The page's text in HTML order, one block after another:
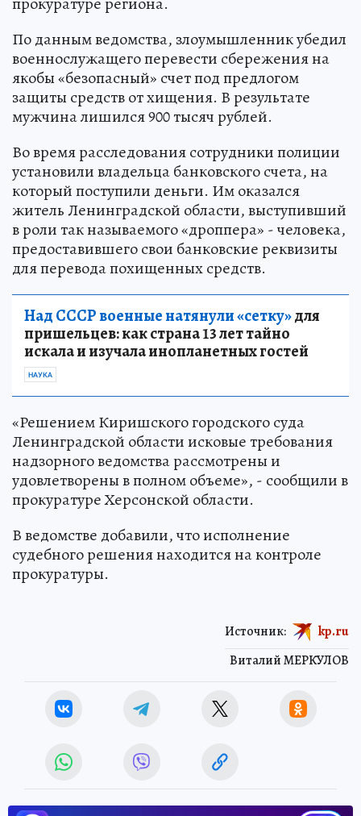
По данным ведомства, злоумышленник убедил
военнослужащего перевести сбережения на
якобы «безопасный» счет под предлогом
защиты средств от хищения. В результате
мужчина лишился 900 тысяч рублей.
Во время расследования сотрудники полиции
установили владельца банковского счета, на
который поступили деньги. Им оказался
житель Ленинградской области, выступивший
в роли так называемого «дроппера» - человека,
предоставившего свои банковские реквизиты
для перевода похищенных средств.
Над СССР военные натянули «сетку»для
пришельцев: как страна 13 лет тайно
искала и изучала инопланетных гостей
НАУКА
«Решением Киришского городского суда
Ленинградской области исковые требования
надзорного ведомства рассмотрены и
удовлетворены в полном объеме», - сообщили в
прокуратуре Херсонской области.
В ведомстве добавили, что исполнение
судебного решения находится на контроле
прокуратуры.
Виталий МЕРКУЛОВ
Источник: kp.ru